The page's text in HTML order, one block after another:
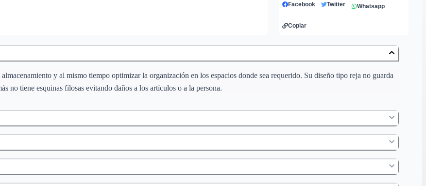
Facebook Twitter Whatsapp
Copiar
y al mismo tiempo optimizar la organización en los espacios donde sea requerido. Su diseño tipo reja no guarda
no tiene esquinas filosas evitando daños a los artículos o a la persona.